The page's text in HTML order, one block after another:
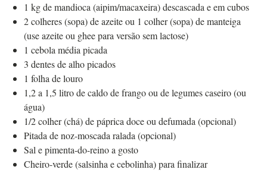
1 kg de mandioca (aipim/macaxeira) descascada e em cubos
2 colheres (sopa) de azeite ou 1 colher (sopa) de manteiga
(use azeite ou ghee para versão sem lactose)
1 cebola média picada
3 dentes de alho picados
1 folha de louro
1,2 a 1,5 litro de caldo de frango ou de legumes caseiro (ou
água)
1/2 colher (chá) de páprica doce ou defumada (opcional)
Pitada de noz-moscada ralada (opcional)
Sal e pimenta-do-reino a gosto
Cheiro-verde (salsinha e cebolinha) para finalizar